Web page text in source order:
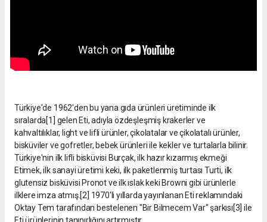
Türkiye'de 1962'den bu yana gıda ürünleri üretiminde ilk
sıralarda[1] gelen Eti, adıyla özdeşleşmiş krakerler ve
kahvaltılıklar, light ve lifli ürünler, çikolatalar ve çikolatalı ürünler,
bisküviler ve gofretler, bebek ürünleri ile kekler ve turtalarla bilinir.
Türkiye'nin ilk lifli bisküvisi Burçak, ilk hazır kızarmış ekmeği
Etimek, ilk sanayi üretimi keki, ilk paketlenmiş turtası Turti, ilk
glutensiz bisküvisi Pronot ve ilk ıslak keki Browni gibi ürünlerle
ilklere imza atmış.[2] 1970'li yıllarda yayınlanan Eti reklamındaki
Oktay Tem tarafından bestelenen "Bir Bilmecem Var" şarkısı[3] ile